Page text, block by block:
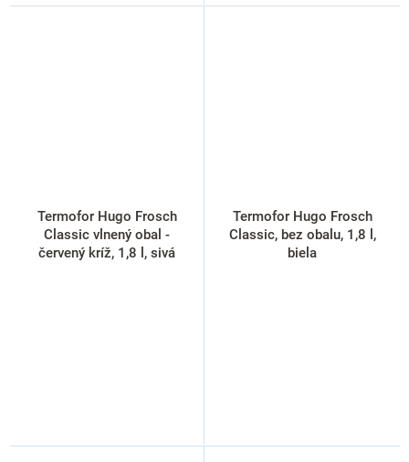
Termofor Hugo Frosch
Classic vlnený obal -
červený kríž, 1,8 l, sivá
Termofor Hugo Frosch
Classic, bez obalu, 1,8 l,
biela